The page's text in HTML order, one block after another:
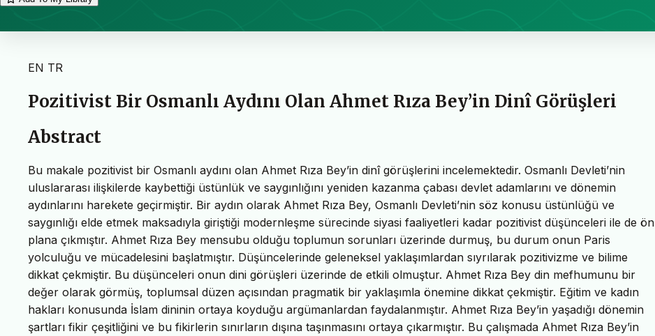
EN TR
Pozitivist Bir Osmanlı Aydını Olan Ahmet Rıza Bey’in Dinî Görüşleri
Abstract
Bu makale pozitivist bir Osmanlı aydını olan Ahmet Rıza Bey’in dinî görüşlerini incelemektedir. Osmanlı Devleti’nin
uluslararası ilişkilerde kaybettiği üstünlük ve saygınlığını yeniden kazanma çabası devlet adamlarını ve dönemin
aydınlarını harekete geçirmiştir. Bir aydın olarak Ahmet Rıza Bey, Osmanlı Devleti’nin söz konusu üstünlüğü ve
saygınlığı elde etmek maksadıyla giriştiği modernleşme sürecinde siyasi faaliyetleri kadar pozitivist düşünceleri ile de ön
plana çıkmıştır. Ahmet Rıza Bey mensubu olduğu toplumun sorunları üzerinde durmuş, bu durum onun Paris
yolculuğu ve mücadelesini başlatmıştır. Düşüncelerinde geleneksel yaklaşımlardan sıyrılarak pozitivizme ve bilime
dikkat çekmiştir. Bu düşünceleri onun dini görüşleri üzerinde de etkili olmuştur. Ahmet Rıza Bey din mefhumunu bir
değer olarak görmüş, toplumsal düzen açısından pragmatik bir yaklaşımla önemine dikkat çekmiştir. Eğitim ve kadın
hakları konusunda İslam dininin ortaya koyduğu argümanlardan faydalanmıştır. Ahmet Rıza Bey’in yaşadığı dönemin
şartları fikir çeşitliğini ve bu fikirlerin sınırların dışına taşınmasını ortaya çıkarmıştır. Bu çalışmada Ahmet Rıza Bey’in